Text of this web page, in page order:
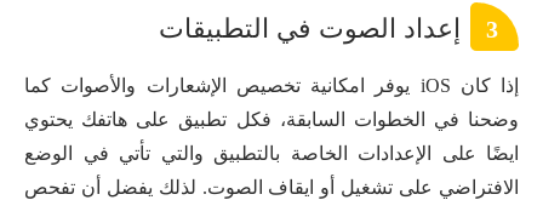
3 إعداد الصوت في التطبيقات
إذا كان iOS يوفر امكانية تخصيص الإشعارات والأصوات كما
وضحنا في الخطوات السابقة، فكل تطبيق على هاتفك يحتوي
ايضًا على الإعدادات الخاصة بالتطبيق والتي تأتي في الوضع
الافتراضي على تشغيل أو ايقاف الصوت. لذلك يفضل أن تفحص